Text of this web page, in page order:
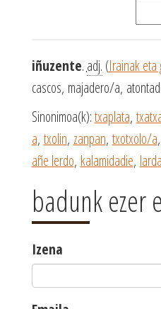
iñuzente. adj. (Irainak eta
cascos, majadero/a,
Sinonimoa(k):txaplata,
a, txolin, zanpan, txotxolo/a,
añe lerdo, kalamidadie,
badunk ezer
Izena